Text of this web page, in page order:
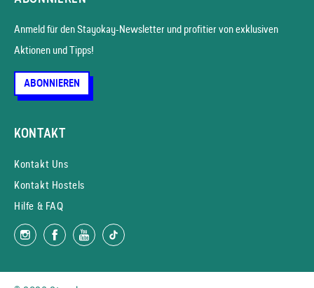
Anmeld für den Stayokay-News­letter und profitier von exklusiven
Aktionen und Tipps!
ABONNIEREN
KONTAKT
Kontakt Uns
Kontakt Hostels
Hilfe & FAQ